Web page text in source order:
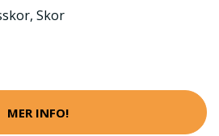
, Skor
MER INFO!